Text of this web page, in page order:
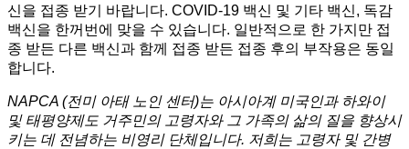
신을 접종 받기 바랍니다. COVID-19 백신 및 기타 백신, 독감
백신을 한꺼번에 맞을 수 있습니다. 일반적으로 한 가지만 접
종 받든 다른 백신과 함께 접종 받든 접종 후의 부작용은 동일
합니다.
NAPCA (전미 아태 노인 센터)는 아시아계 미국인과 하와이
및 태평양제도 거주민의 고령자와 그 가족의 삶의 질을 향상시
키는 데 전념하는 비영리 단체입니다. 저희는 고령자 및 간병